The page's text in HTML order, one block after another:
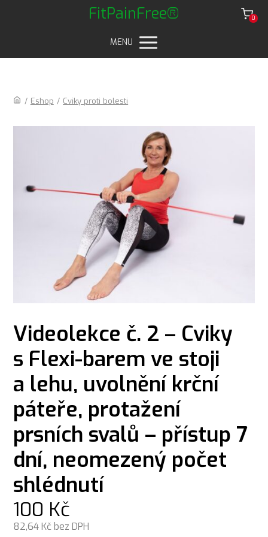
FitPainFree® 0
MENU
/ Eshop / Cviky proti bolesti
Videolekce č. 2 – Cviky
s Flexi-barem ve stoji
a lehu, uvolnění krční
páteře, protažení
prsních svalů – přístup 7
dní, neomezený počet
shlédnutí
100 Kč
82,64Kč bez DPH